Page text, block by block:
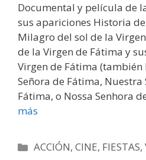
Documental y película de
sus apariciones Historia
Milagro del sol de la
de la Virgen de Fátima y
Virgen de Fátima
Señora de Fátima, Nuestra
Fátima, o Nossa Senhora
más
Categorías
ACCIÓN,CINE, FIESTAS,